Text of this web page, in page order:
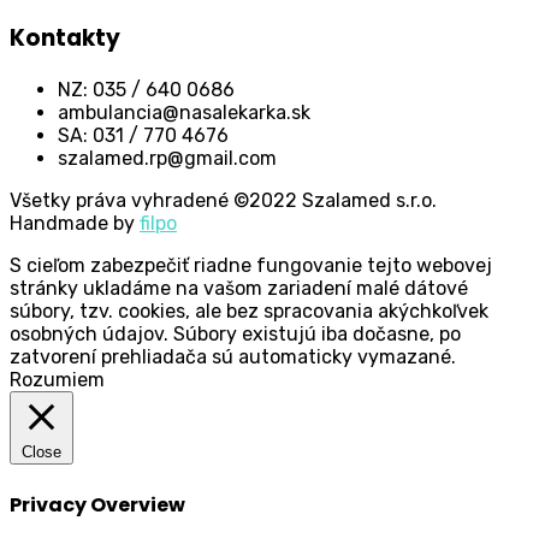
Kontakty
NZ: 035 / 640 0686
ambulancia@nasalekarka.sk
SA: 031 / 770 4676
szalamed.rp@gmail.com
Všetky práva vyhradené ©2022 Szalamed s.r.o.
Handmade by filpo
S cieľom zabezpečiť riadne fungovanie tejto webovej
stránky ukladáme na vašom zariadení malé dátové
súbory, tzv. cookies, ale bez spracovania akýchkoľvek
osobných údajov. Súbory existujú iba dočasne, po
zatvorení prehliadača sú automaticky vymazané.
Rozumiem
Close
Privacy Overview